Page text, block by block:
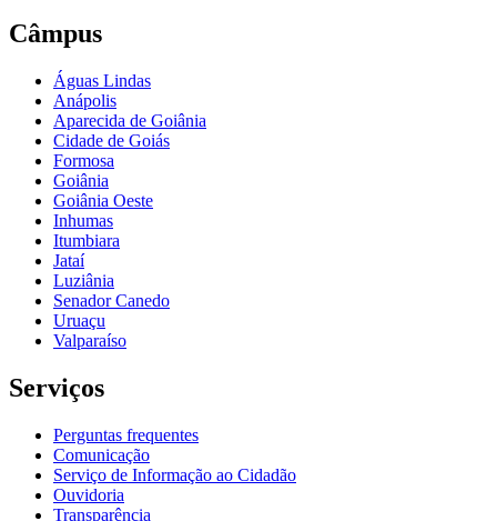
Câmpus
Águas Lindas
Anápolis
Aparecida de Goiânia
Cidade de Goiás
Formosa
Goiânia
Goiânia Oeste
Inhumas
Itumbiara
Jataí
Luziânia
Senador Canedo
Uruaçu
Valparaíso
Serviços
Perguntas frequentes
Comunicação
Serviço de Informação ao Cidadão
Ouvidoria
Transparência